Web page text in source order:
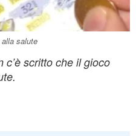
salute
scritto che il gioco